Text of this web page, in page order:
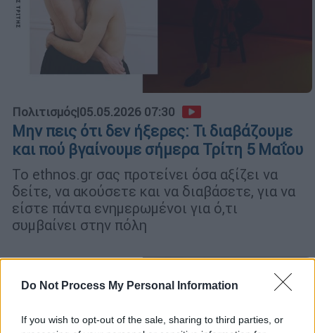
Do Not Process My Personal Information
If you wish to opt-out of the sale, sharing to third parties, or
Πολιτισμός|05.05.2026 07:30
Μην πεις ότι δεν ήξερες: Τι διαβάζουμε
και πού βγαίνουμε σήμερα Τρίτη 5 Μαΐου
Το ethnos.gr σας προτείνει όσα αξίζει να
δείτε, να ακούσετε και να διαβάσετε, για να
είστε πάντα ενημερωμένοι για ό,τι
συμβαίνει στην πόλη